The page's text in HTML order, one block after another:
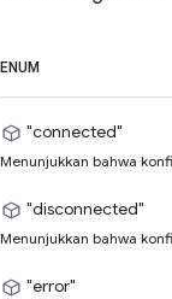
ENUM
"connected"
Menunjukkan bahwa
"disconnected"
Menunjukkan bahwa
"error"